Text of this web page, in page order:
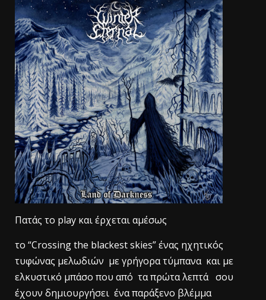
Πατάς το play και έρχεται αμέσως
το “Crossing the blackest skies” ένας ηχητικός
τυφώνας μελωδιών με γρήγορα τύμπανα και με
ελκυστικό μπάσo που από τα πρώτα λεπτά σου
έχουν δημιουργήσει ένα παράξενο βλέμμα